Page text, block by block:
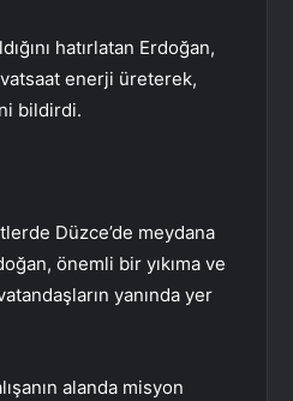
hatırlatan Erdoğan,
enerji üreterek,
bildirdi.
Düzce’de meydana
önemli bir yıkıma ve
yanında yer
alanda misyon